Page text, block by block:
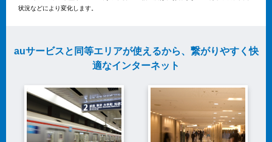
状況などにより変化します。
auサービスと同等エリアが使えるから、繋がりやすく快
適なインターネット